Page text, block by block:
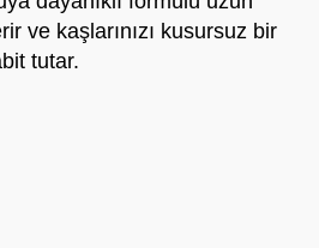
ve kaşlarınızı kusursuz bir
tutar.